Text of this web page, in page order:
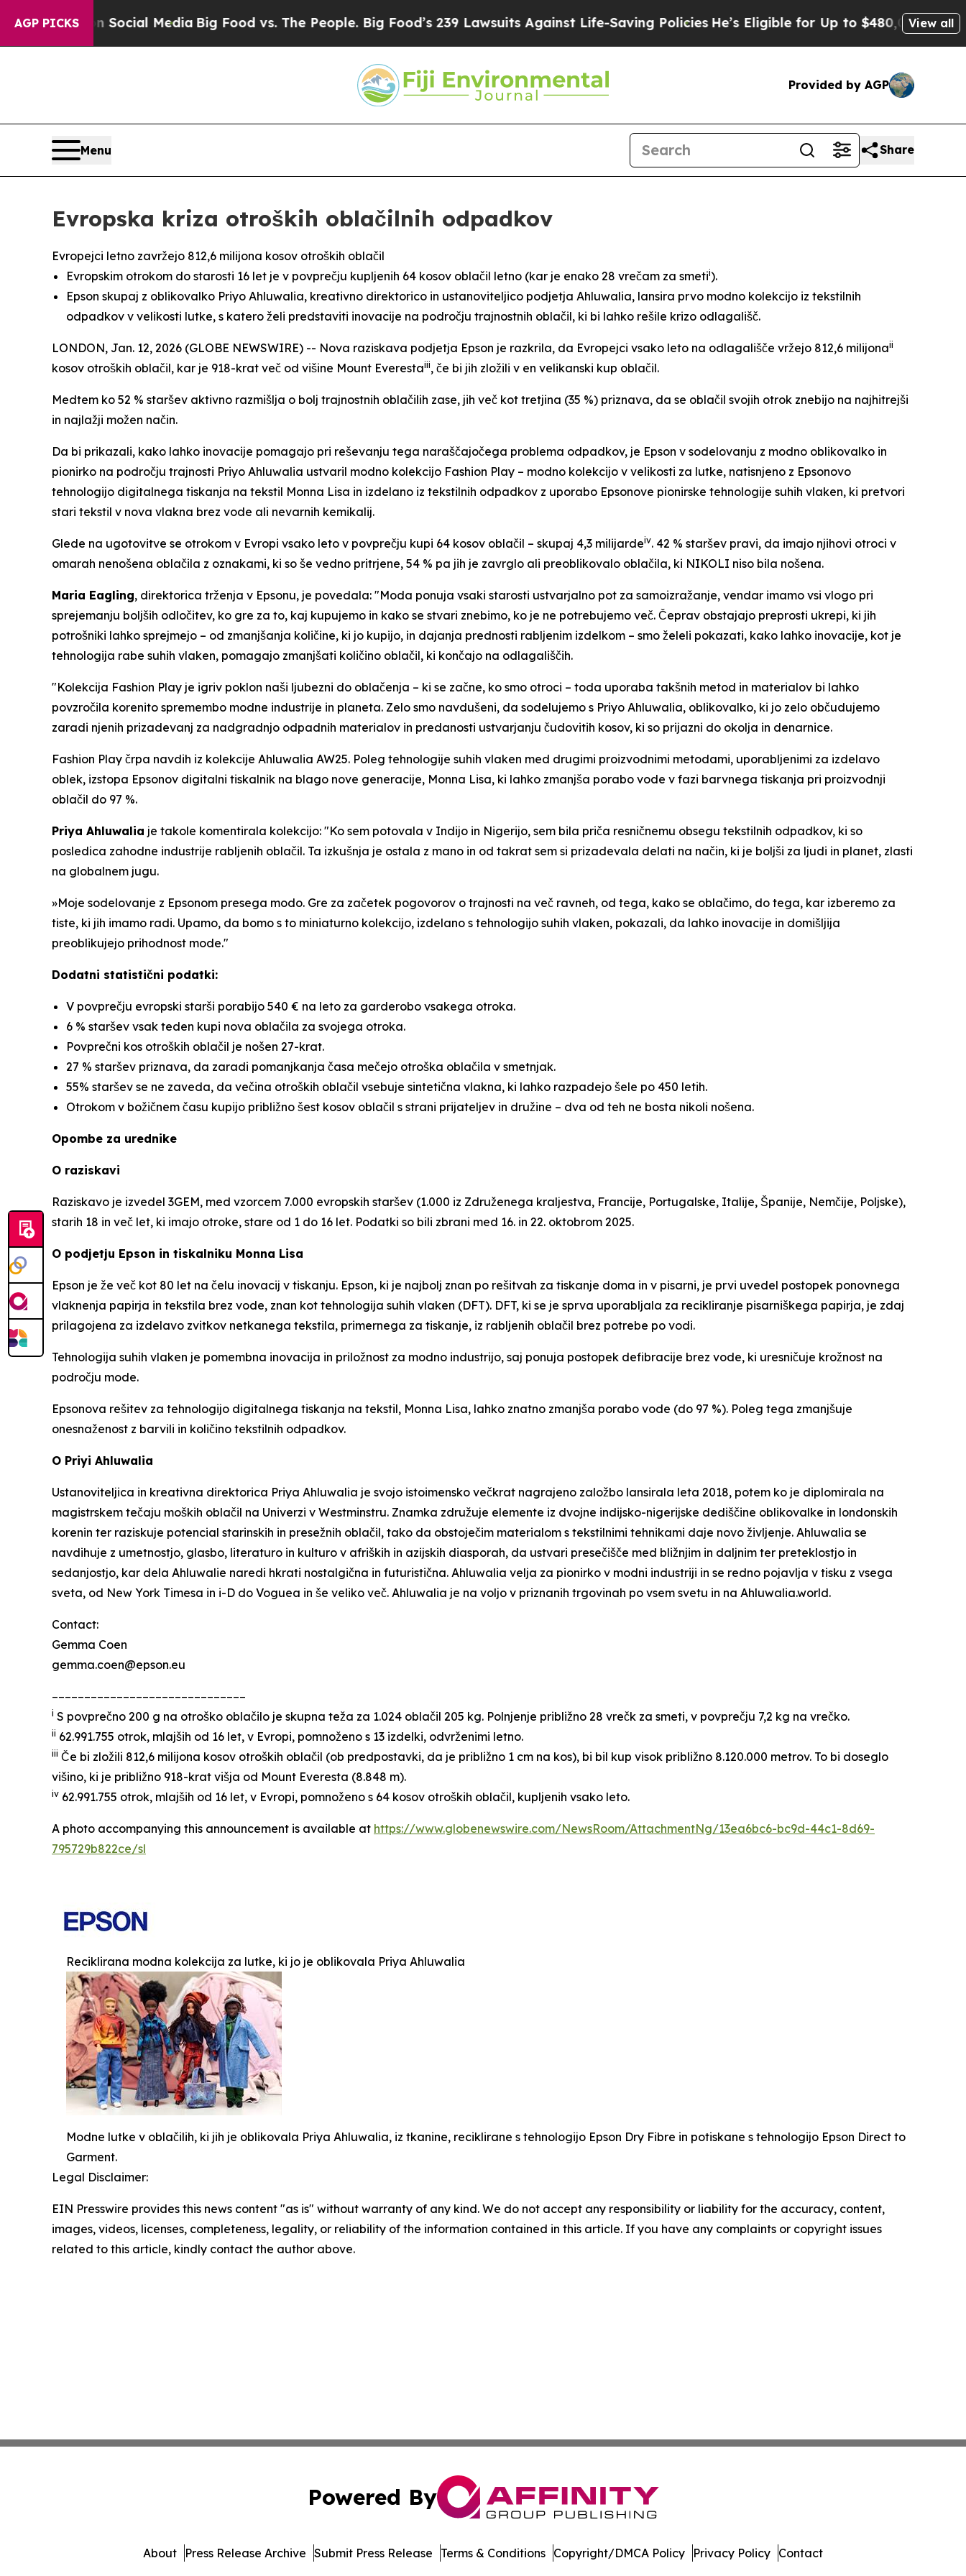
AGP PICKS
on Social MediaBig Food vs. The People. Big Food’s 239 Lawsuits Against Life-Saving PoliciesHe’s Eligible for Up to $480,000 After BeingView all
Provided by AGP
Menu Share
Evropska kriza otroških oblačilnih odpadkov
Evropejci letno zavržejo 812,6 milijona kosov otroških oblačil
Evropskim otrokom do starosti 16 let je v povprečju kupljenih 64 kosov oblačil letno (kar je enako 28 vrečam za smetii).
Epson skupaj z oblikovalko Priyo Ahluwalia, kreativno direktorico in ustanoviteljico podjetja Ahluwalia, lansira prvo modno kolekcijo iz tekstilnih
odpadkov v velikosti lutke, s katero želi predstaviti inovacije na področju trajnostnih oblačil, ki bi lahko rešile krizo odlagališč.
LONDON, Jan. 12, 2026 (GLOBE NEWSWIRE) -- Nova raziskava podjetja Epson je razkrila, da Evropejci vsako leto na odlagališče vržejo 812,6 milijonaii
kosov otroških oblačil, kar je 918-krat več od višine Mount Everestaiii, če bi jih zložili v en velikanski kup oblačil.
Medtem ko 52 % staršev aktivno razmišlja o bolj trajnostnih oblačilih zase, jih več kot tretjina (35 %) priznava, da se oblačil svojih otrok znebijo na najhitrejši
in najlažji možen način.
Da bi prikazali, kako lahko inovacije pomagajo pri reševanju tega naraščajočega problema odpadkov, je Epson v sodelovanju z modno oblikovalko in
pionirko na področju trajnosti Priyo Ahluwalia ustvaril modno kolekcijo Fashion Play – modno kolekcijo v velikosti za lutke, natisnjeno z Epsonovo
tehnologijo digitalnega tiskanja na tekstil Monna Lisa in izdelano iz tekstilnih odpadkov z uporabo Epsonove pionirske tehnologije suhih vlaken, ki pretvori
stari tekstil v nova vlakna brez vode ali nevarnih kemikalij.
Glede na ugotovitve se otrokom v Evropi vsako leto v povprečju kupi 64 kosov oblačil – skupaj 4,3 milijardeiv. 42 % staršev pravi, da imajo njihovi otroci v
omarah nenošena oblačila z oznakami, ki so še vedno pritrjene, 54 % pa jih je zavrglo ali preoblikovalo oblačila, ki NIKOLI niso bila nošena.
Maria Eagling, direktorica trženja v Epsonu, je povedala: "Moda ponuja vsaki starosti ustvarjalno pot za samoizražanje, vendar imamo vsi vlogo pri
sprejemanju boljših odločitev, ko gre za to, kaj kupujemo in kako se stvari znebimo, ko je ne potrebujemo več. Čeprav obstajajo preprosti ukrepi, ki jih
potrošniki lahko sprejmejo – od zmanjšanja količine, ki jo kupijo, in dajanja prednosti rabljenim izdelkom – smo želeli pokazati, kako lahko inovacije, kot je
tehnologija rabe suhih vlaken, pomagajo zmanjšati količino oblačil, ki končajo na odlagališčih.
"Kolekcija Fashion Play je igriv poklon naši ljubezni do oblačenja – ki se začne, ko smo otroci – toda uporaba takšnih metod in materialov bi lahko
povzročila korenito spremembo modne industrije in planeta. Zelo smo navdušeni, da sodelujemo s Priyo Ahluwalia, oblikovalko, ki jo zelo občudujemo
zaradi njenih prizadevanj za nadgradnjo odpadnih materialov in predanosti ustvarjanju čudovitih kosov, ki so prijazni do okolja in denarnice.
Fashion Play črpa navdih iz kolekcije Ahluwalia AW25. Poleg tehnologije suhih vlaken med drugimi proizvodnimi metodami, uporabljenimi za izdelavo
oblek, izstopa Epsonov digitalni tiskalnik na blago nove generacije, Monna Lisa, ki lahko zmanjša porabo vode v fazi barvnega tiskanja pri proizvodnji
oblačil do 97 %.
Priya Ahluwalia je takole komentirala kolekcijo: "Ko sem potovala v Indijo in Nigerijo, sem bila priča resničnemu obsegu tekstilnih odpadkov, ki so
posledica zahodne industrije rabljenih oblačil. Ta izkušnja je ostala z mano in od takrat sem si prizadevala delati na način, ki je boljši za ljudi in planet, zlasti
na globalnem jugu.
»Moje sodelovanje z Epsonom presega modo. Gre za začetek pogovorov o trajnosti na več ravneh, od tega, kako se oblačimo, do tega, kar izberemo za
tiste, ki jih imamo radi. Upamo, da bomo s to miniaturno kolekcijo, izdelano s tehnologijo suhih vlaken, pokazali, da lahko inovacije in domišljija
preoblikujejo prihodnost mode."
Dodatni statistični podatki:
V povprečju evropski starši porabijo 540 € na leto za garderobo vsakega otroka.
6 % staršev vsak teden kupi nova oblačila za svojega otroka.
Povprečni kos otroških oblačil je nošen 27-krat.
27 % staršev priznava, da zaradi pomanjkanja časa mečejo otroška oblačila v smetnjak.
55% staršev se ne zaveda, da večina otroških oblačil vsebuje sintetična vlakna, ki lahko razpadejo šele po 450 letih.
Otrokom v božičnem času kupijo približno šest kosov oblačil s strani prijateljev in družine – dva od teh ne bosta nikoli nošena.
Opombe za urednike
O raziskavi
Raziskavo je izvedel 3GEM, med vzorcem 7.000 evropskih staršev (1.000 iz Združenega kraljestva, Francije, Portugalske, Italije, Španije, Nemčije, Poljske),
starih 18 in več let, ki imajo otroke, stare od 1 do 16 let. Podatki so bili zbrani med 16. in 22. oktobrom 2025.
O podjetju Epson in tiskalniku Monna Lisa
Epson je že več kot 80 let na čelu inovacij v tiskanju. Epson, ki je najbolj znan po rešitvah za tiskanje doma in v pisarni, je prvi uvedel postopek ponovnega
vlaknenja papirja in tekstila brez vode, znan kot tehnologija suhih vlaken (DFT). DFT, ki se je sprva uporabljala za recikliranje pisarniškega papirja, je zdaj
prilagojena za izdelavo zvitkov netkanega tekstila, primernega za tiskanje, iz rabljenih oblačil brez potrebe po vodi.
Tehnologija suhih vlaken je pomembna inovacija in priložnost za modno industrijo, saj ponuja postopek defibracije brez vode, ki uresničuje krožnost na
področju mode.
Epsonova rešitev za tehnologijo digitalnega tiskanja na tekstil, Monna Lisa, lahko znatno zmanjša porabo vode (do 97 %). Poleg tega zmanjšuje
onesnaženost z barvili in količino tekstilnih odpadkov.
O Priyi Ahluwalia
Ustanoviteljica in kreativna direktorica Priya Ahluwalia je svojo istoimensko večkrat nagrajeno založbo lansirala leta 2018, potem ko je diplomirala na
magistrskem tečaju moških oblačil na Univerzi v Westminstru. Znamka združuje elemente iz dvojne indijsko-nigerijske dediščine oblikovalke in londonskih
korenin ter raziskuje potencial starinskih in presežnih oblačil, tako da obstoječim materialom s tekstilnimi tehnikami daje novo življenje. Ahluwalia se
navdihuje z umetnostjo, glasbo, literaturo in kulturo v afriških in azijskih diasporah, da ustvari presečišče med bližnjim in daljnim ter preteklostjo in
sedanjostjo, kar dela Ahluwalie naredi hkrati nostalgična in futuristična. Ahluwalia velja za pionirko v modni industriji in se redno pojavlja v tisku z vsega
sveta, od New York Timesa in i-D do Voguea in še veliko več. Ahluwalia je na voljo v priznanih trgovinah po vsem svetu in na Ahluwalia.world.
Contact:
Gemma Coen
gemma.coen@epson.eu
i S povprečno 200 g na otroško oblačilo je skupna teža za 1.024 oblačil 205 kg. Polnjenje približno 28 vrečk za smeti, v povprečju 7,2 kg na vrečko.
ii 62.991.755 otrok, mlajših od 16 let, v Evropi, pomnoženo s 13 izdelki, odvrženimi letno.
iii Če bi zložili 812,6 milijona kosov otroških oblačil (ob predpostavki, da je približno 1 cm na kos), bi bil kup visok približno 8.120.000 metrov. To bi doseglo
višino, ki je približno 918-krat višja od Mount Everesta (8.848 m).
iv 62.991.755 otrok, mlajših od 16 let, v Evropi, pomnoženo s 64 kosov otroških oblačil, kupljenih vsako leto.
A photo accompanying this announcement is available at https://www.globenewswire.com/NewsRoom/AttachmentNg/13ea6bc6-bc9d-44c1-8d69-
795729b822ce/sl
Reciklirana modna kolekcija za lutke, ki jo je oblikovala Priya Ahluwalia
Modne lutke v oblačilih, ki jih je oblikovala Priya Ahluwalia, iz tkanine, reciklirane s tehnologijo Epson Dry Fibre in potiskane s tehnologijo Epson Direct to
Garment.
Legal Disclaimer:
EIN Presswire provides this news content "as is" without warranty of any kind. We do not accept any responsibility or liability for the accuracy, content,
images, videos, licenses, completeness, legality, or reliability of the information contained in this article. If you have any complaints or copyright issues
related to this article, kindly contact the author above.
Powered By
About Press Release Archive Submit Press Release Terms & Conditions Copyright/DMCA Policy Privacy Policy Contact